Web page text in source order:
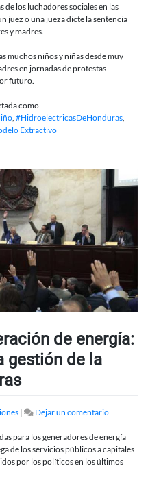
de los luchadores sociales en las
juez o una jueza dicte la sentencia
y madres.
muchos niños y niñas desde muy
en jornadas de protestas
futuro.
como
#HidroelectricasDeHonduras
Extractivo
de energía:
gestión de la
| Dejar un comentarioen
y
generación
de
para los generadores de energía
de los servicios públicos a capitales
por los políticos en los últimos